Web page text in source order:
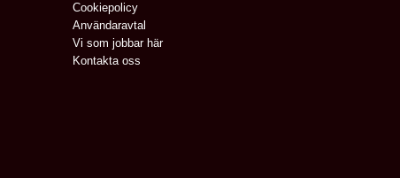
Cookiepolicy
Användaravtal
Vi som jobbar här
Kontakta oss